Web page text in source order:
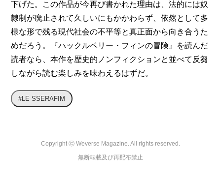
下げた。この作品が今再び書かれた理由は、法的には奴
隷制が廃止されて久しいにもかかわらず、依然として多
様な形で残る現代社会の不平等と真正面から向き合うた
めだろう。『ハックルベリー・フィンの冒険』を読んだ
読者なら、本作を歴史的ノンフィクションと並べて反芻
しながら読む楽しみを味わえるはずだ。
#LE SSERAFIM
Copyright ⓒ Weverse Magazine. All rights reserved.
無断転載及び再配布禁止